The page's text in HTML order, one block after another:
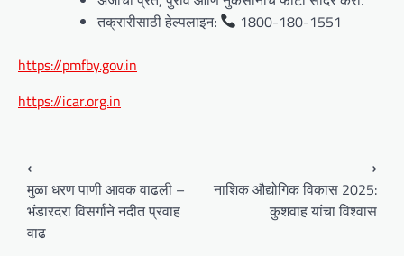
तक्रारीसाठी हेल्पलाइन:
1800-180-1551
https://pmfby.gov.in
https://icar.org.in
o
⟵
मुळा धरण पाणी आवक वाढली –
भंडारदरा विसर्गाने नदीत प्रवाह
वाढ
नाशिक औद्योगिक विकास 2025:
कुशवाह यांचा विश्वास
⟶